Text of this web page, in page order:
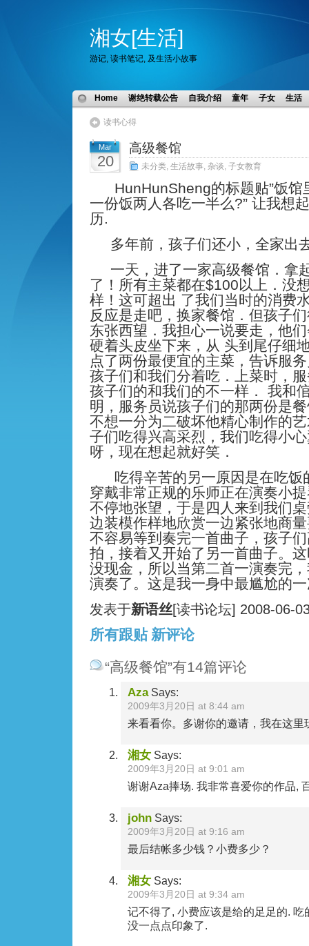
湘女[生活]
游记, 读书笔记, 及生活小故事
Home 谢绝转载公告 自我介绍 童年 子女 生活
读书心得
Mar
20
高级餐馆
未分类 生活故事 杂谈 子女教育
HunHunSheng的标题贴”饭馆
一份饭两人各吃一半么?” 让我想
历.
多年前，孩子们还小，全家出
一天，进了一家高级餐馆．拿
了！所有主菜都在$100以上．没
样！这可超出 了我们当时的消费
反应是走吧，换家餐馆．但孩子
东张西望．我担心一说要走，他
硬着头皮坐下来，从 头到尾仔细
点了两份最便宜的主菜，告诉服
孩子们和我们分着吃．上菜时，
孩子们的和我们的不一样． 我和
明，服务员说孩子们的那两份是
不想一分为二破坏他精心制作的
子们吃得兴高采烈，我们吃得小
呀，现在想起就好笑．
吃得辛苦的另一原因是在吃饭
穿戴非常正规的乐师正在演奏小
不停地张望，于是四人来到我们
边装模作样地欣赏一边紧张地商
不容易等到奏完一首曲子，孩子
拍，接着又开始了另一首曲子。
没现金，所以当第二首一演奏完
演奏了。这是我一身中最尴尬的
发表于新语丝[读书论坛] 2008-06-
所有跟贴 新评论
“高级餐馆”有14篇评论
AzaSays:
2009年3月20日 at 8:44 am
来看看你。多谢你的邀请，我在这里
湘女 Says:
2009年3月20日 at 9:01 am
谢谢Aza捧场. 我非常喜爱你的作品,
john Says:
2009年3月20日 at 9:16 am
最后结帐多少钱？小费多少？
湘女 Says:
2009年3月20日 at 9:34 am
记不得了, 小费应该是给的足足的.
没一点点印象了.